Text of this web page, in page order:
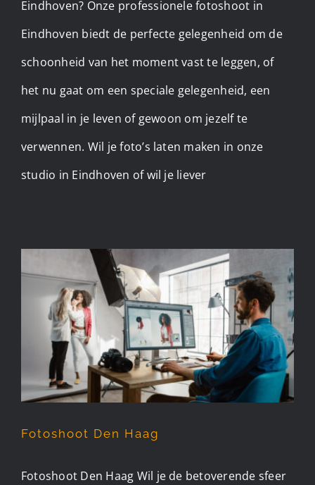
Eindhoven? Onze professionele fotoshoot in
Eindhoven biedt de perfecte gelegenheid om de
schoonheid van het moment vast te leggen, of
het nu gaat om een speciale gelegenheid, een
mijlpaal in je leven of gewoon om jezelf te
verwennen. Wil je foto’s laten maken in onze
studio in Eindhoven of wil je liever
Fotoshoot Den Haag
Fotoshoot Den Haag
Fotoshoot Den Haag Wil je de betoverende sfeer